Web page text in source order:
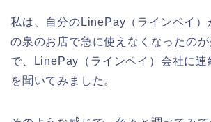
私は、自分のLinePay（ラインペイ）
の泉のお店で急に使えなくなったの
で、LinePay（ラインペイ）会社に連
を聞いてみました。